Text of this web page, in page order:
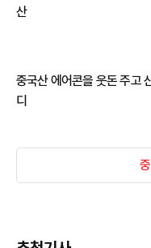
산
중국산 에어콘을 웃돈 주고
디